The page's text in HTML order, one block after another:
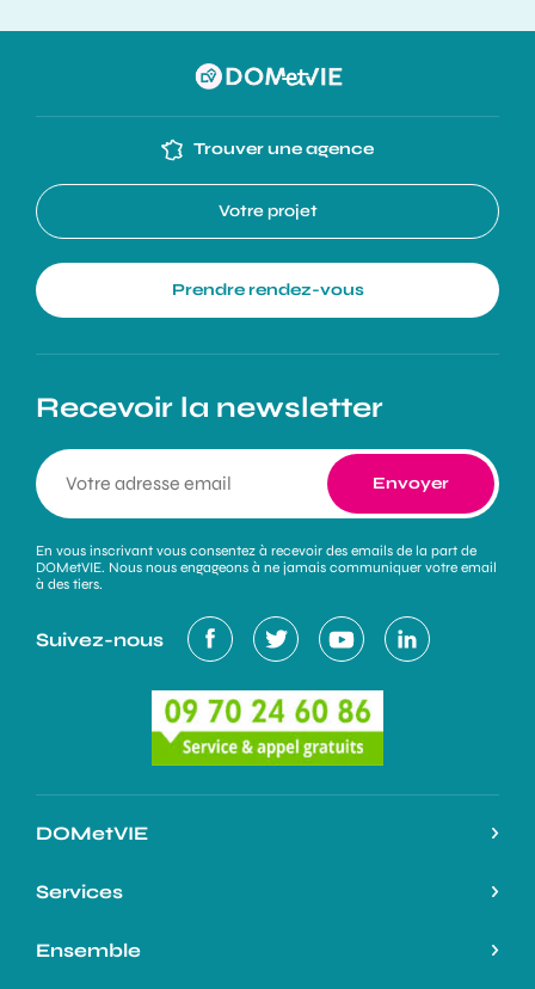
Trouver une agence
Votre projet
Prendre rendez-vous
DOMetVIE
Notre histoire
Services
Nos services
Ensemble
Recevoir la newsletter
En vous inscrivant vous consentez à recevoir des emails de la part de
DOMetVIE. Nous nous engageons à ne jamais communiquer votre email
à des tiers.
Suivez-nous